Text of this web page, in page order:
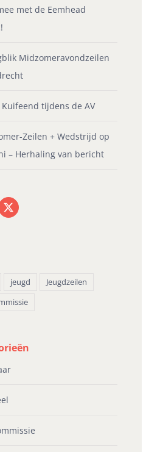
Gans!
april 23rd, 2026
met de Eemhead
Midzomeravondzeilen
Kuifeend tijdens de AV
Zeilen + Wedstrijd op
– Herhaling van bericht
jeugd
Jeugdzeilen